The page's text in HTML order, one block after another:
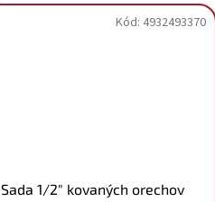
Sada 1/2" kovaných orechov
Kód: 4932493370